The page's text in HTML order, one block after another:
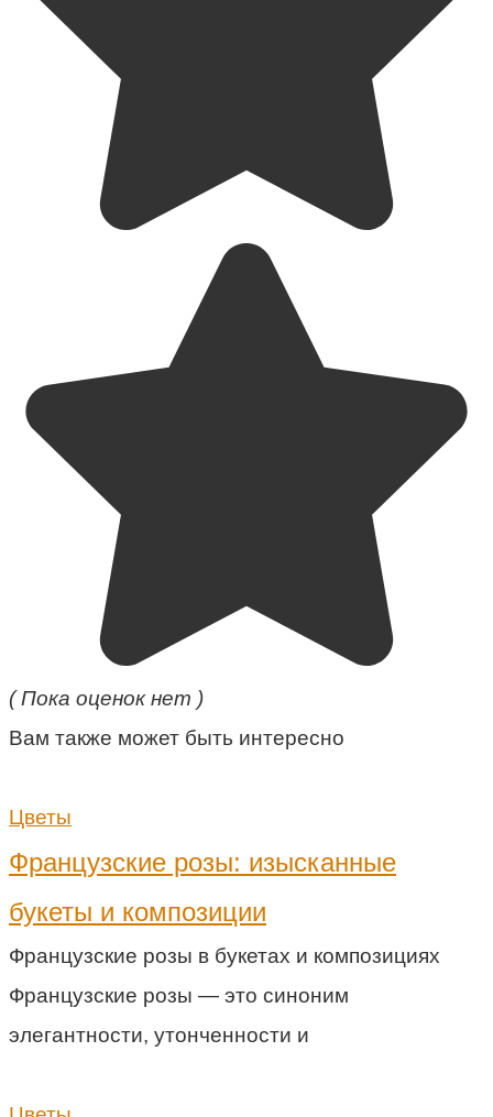
( Пока оценок нет )
Вам также может быть интересно
Цветы
Французские розы: изысканные
букеты и композиции
Французские розы в букетах и композициях
Французские розы — это синоним
элегантности, утонченности и